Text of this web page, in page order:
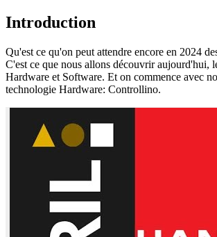
Introduction
Qu'est ce qu'on peut attendre encore en 2024
C'est ce que nous allons découvrir aujourd'hui,
Hardware et Software. Et on commence avec
technologie Hardware: Controllino.